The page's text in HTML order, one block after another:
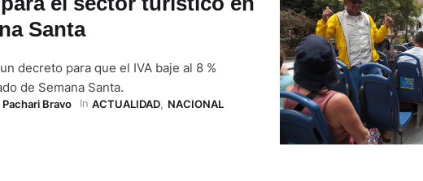
Santa
decreto para que el IVA baje al 8 %
de Semana Santa.
Pachari Bravo In ACTUALIDAD, NACIONAL